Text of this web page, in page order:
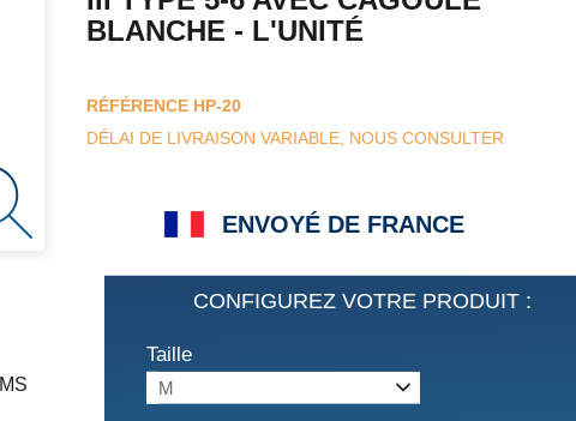
BLANCHE - L'UNITÉ
RÉFÉRENCE HP-20
DÉLAI DE LIVRAISON VARIABLE, NOUS CONSULTER
CONFIGUREZ VOTRE PRODUIT :
Taille
M
ENVOYÉ DE FRANCE